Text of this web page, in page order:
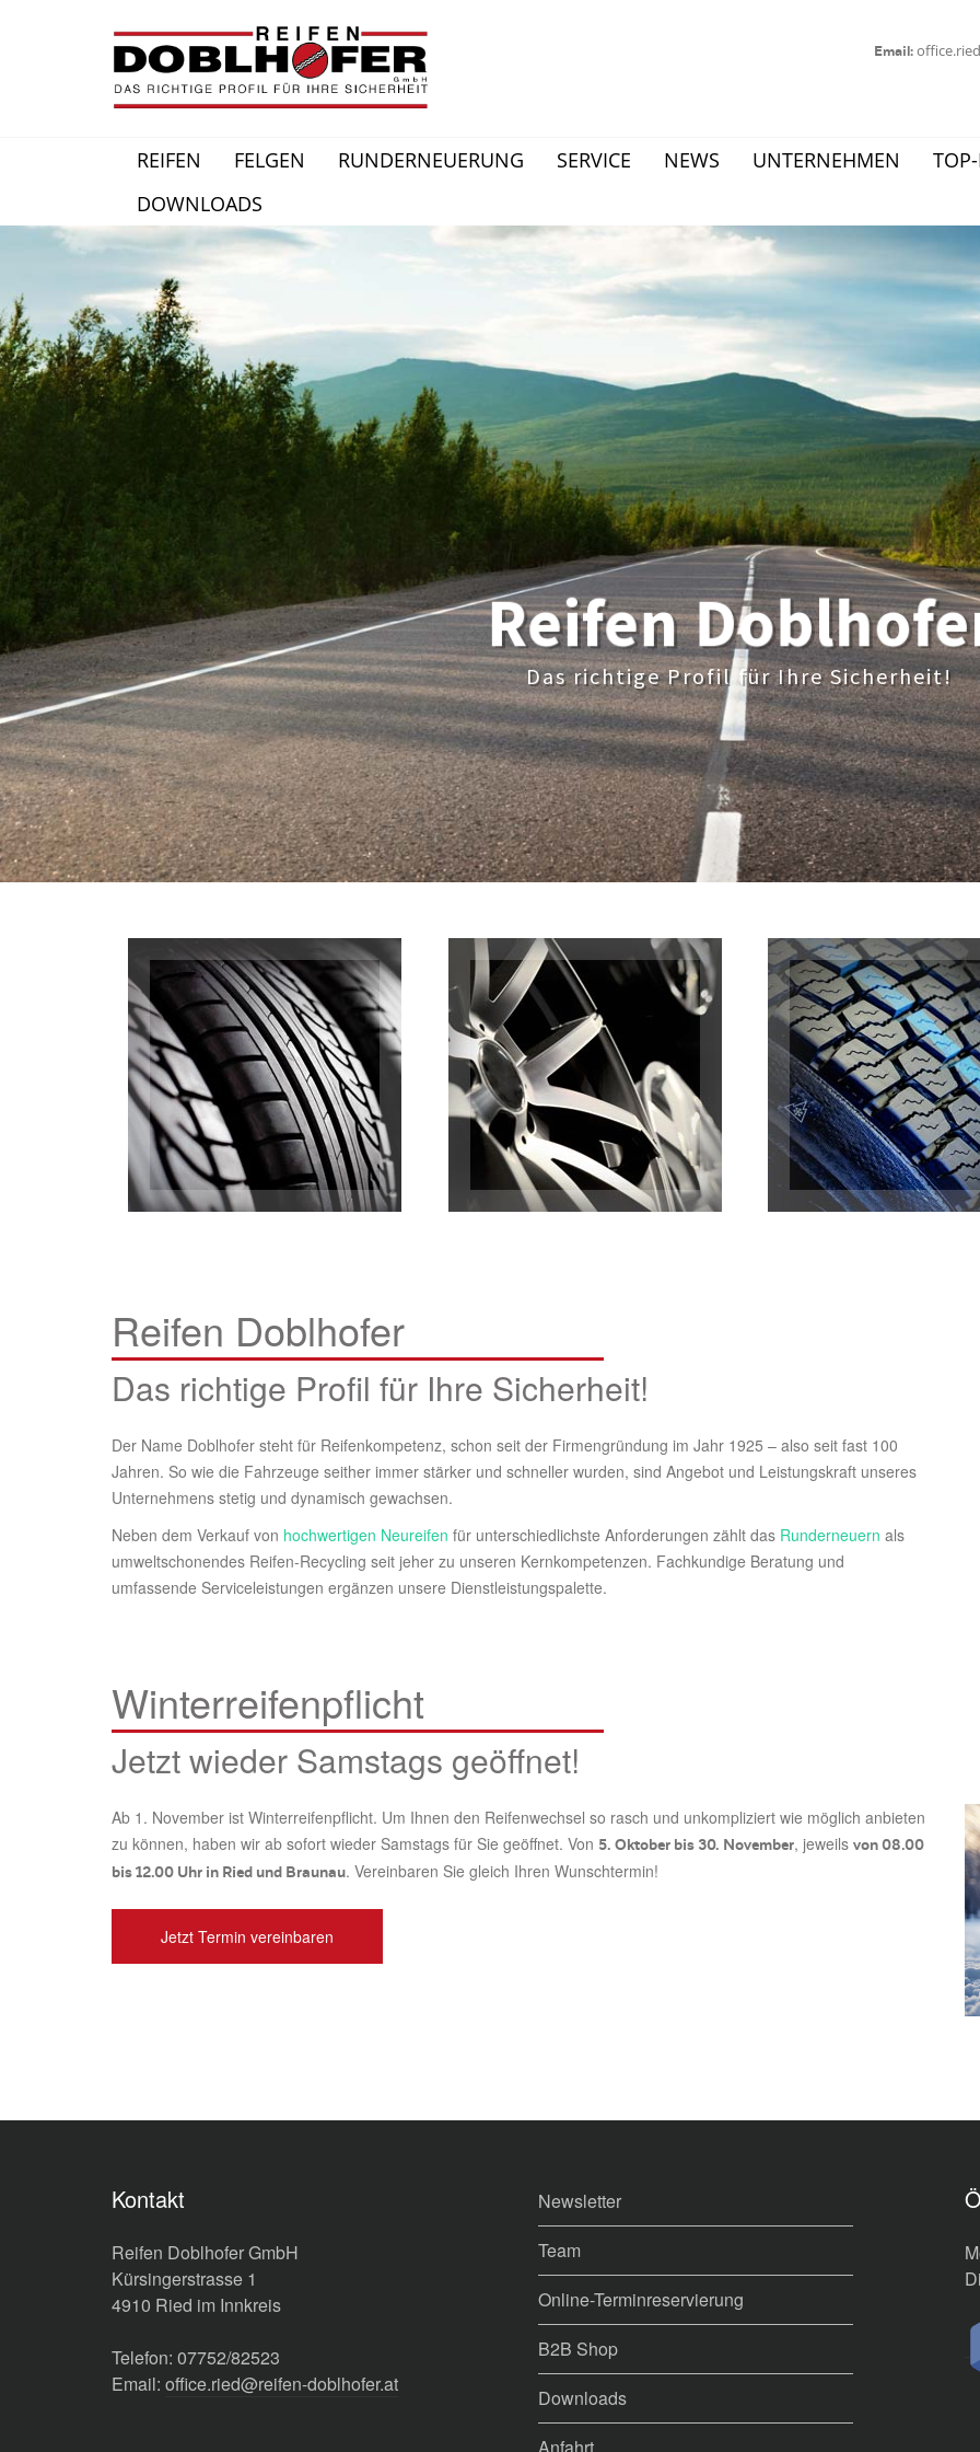
Email:
REIFEN FELGEN RUNDERNEUERUNG SERVICE NEWS UNTERNEHMEN
DOWNLOADS
Reifen
Das richtige Profil für Ihre Sicherheit!
Reifen Doblhofer
Das richtige Profil für Ihre Sicherheit!
Der Name Doblhofer steht für Reifenkompetenz, schon seit der Firmengründung im Jahr 1925 – also seit fast 100
Jahren. So wie die Fahrzeuge seither immer stärker und schneller wurden, sind Angebot und Leistungskraft unseres
Unternehmens stetig und dynamisch gewachsen.
Neben dem Verkauf von hochwertigen Neureifen für unterschiedlichste Anforderungen zählt das Runderneuern als
umweltschonendes Reifen-Recycling seit jeher zu unseren Kernkompetenzen. Fachkundige Beratung und
umfassende Serviceleistungen ergänzen unsere Dienstleistungspalette.
Winterreifenpflicht
Jetzt wieder Samstags geöffnet!
Ab 1. November ist Winterreifenpflicht. Um Ihnen den Reifenwechsel so rasch und unkompliziert wie möglich anbieten
zu können, haben wir ab sofort wieder Samstags für Sie geöffnet. Von 5. Oktober bis 30. November, jeweils von 08.00
bis 12.00 Uhr in Ried und Braunau. Vereinbaren Sie gleich Ihren Wunschtermin!
Jetzt Termin vereinbaren
Kontakt
Reifen Doblhofer GmbH
Kürsingerstrasse 1
4910 Ried im Innkreis
Telefon: 07752/82523
Email: office.ried@reifen-doblhofer.at
Newsletter
Team
Online-Terminreservierung
B2B Shop
Downloads
Anfahrt